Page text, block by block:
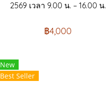
2569 เวลา 9.00 น. – 16.00 น.
฿4,000
New
Best Seller